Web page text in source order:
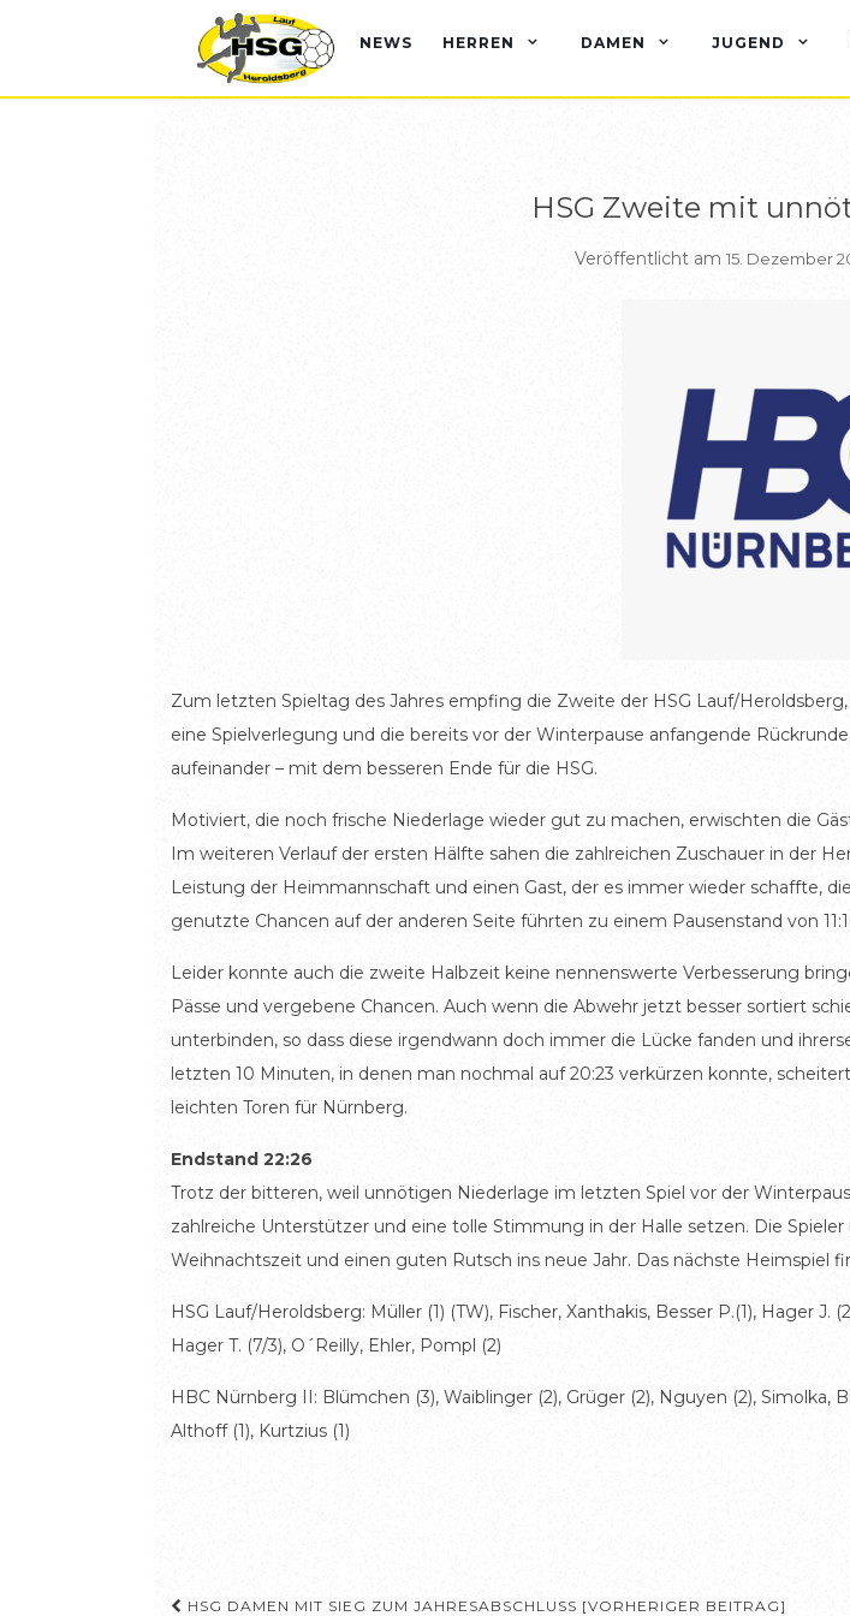
NEWS HERREN DAMEN JUGEND
HSG Zweite mit
Veröffentlicht am 15. Dezember
Zum letzten Spieltag des Jahres empfing die Zweite der HSG Lauf/
eine Spielverlegung und die bereits vor der Winterpause anfangende
aufeinander – mit dem besseren Ende für die HSG.
Motiviert, die noch frische Niederlage wieder gut zu machen, erwischten die
Im weiteren Verlauf der ersten Hälfte sahen die zahlreichen Zuschauer in der
Leistung der Heimmannschaft und einen Gast, der es immer wieder schaffte,
genutzte Chancen auf der anderen Seite führten zu einem Pausenstand von
Leider konnte auch die zweite Halbzeit keine nennenswerte Verbesserung
Pässe und vergebene Chancen. Auch wenn die Abwehr jetzt besser sortiert
unterbinden, so dass diese irgendwann doch immer die Lücke fanden und
letzten 10 Minuten, in denen man nochmal auf 20:23 verkürzen konnte,
leichten Toren für Nürnberg.
Endstand 22:26
Trotz der bitteren, weil unnötigen Niederlage im letzten Spiel vor der
zahlreiche Unterstützer und eine tolle Stimmung in der Halle setzen. Die
Weihnachtszeit und einen guten Rutsch ins neue Jahr. Das nächste Heimspiel
HSG Lauf/Heroldsberg: Müller (1) (TW), Fischer, Xanthakis, Besser P.(1), Hager J.
Hager T. (7/3), O´Reilly, Ehler, Pompl (2)
HBC Nürnberg II: Blümchen (3), Waiblinger (2), Grüger (2), Nguyen (2), Simolka,
Althoff (1), Kurtzius (1)
HSG DAMEN MIT SIEG ZUM JAHRESABSCHLUSS [VORHERIGER BEITRAG]